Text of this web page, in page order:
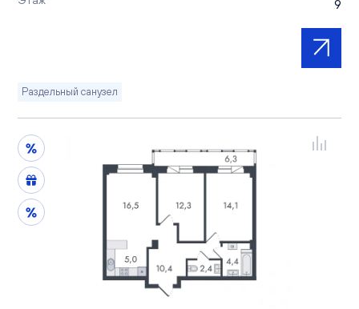
9
Раздельный санузел